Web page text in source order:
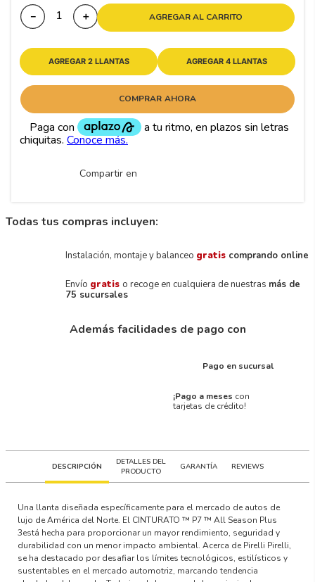
＋
－ AGREGAR AL CARRITO
AGREGAR 2 LLANTAS AGREGAR 4 LLANTAS
COMPRAR AHORA
Compartir en
Todas tus compras incluyen:
Instalación, montaje y balanceo gratis comprando online
Envío gratis o recoge en cualquiera de nuestras más de
75 sucursales
Además facilidades de pago con
Pago en sucursal
¡Pago a meses con
tarjetas de crédito!
DESCRIPCIÓN
DETALLES DEL
PRODUCTO
GARANTÍA REVIEWS
Una llanta diseñada específicamente para el mercado de autos de
lujo de América del Norte. El CINTURATO ™ P7 ™ All Season Plus
3está hecha para proporcionar un mayor rendimiento, seguridad y
durabilidad con un menor impacto ambiental. Acerca de Pirelli Pirelli,
se ha destacado por desafiar los límites tecnológicos, estilísticos y
sustentables en el mercado automotriz, marcando tendencia